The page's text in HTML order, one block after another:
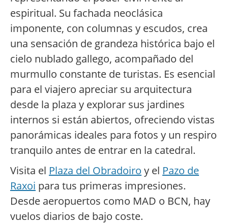
espiritual. Su fachada neoclásica
imponente, con columnas y escudos, crea
una sensación de grandeza histórica bajo el
cielo nublado gallego, acompañado del
murmullo constante de turistas. Es esencial
para el viajero apreciar su arquitectura
desde la plaza y explorar sus jardines
internos si están abiertos, ofreciendo vistas
panorámicas ideales para fotos y un respiro
tranquilo antes de entrar en la catedral.
Visita el Plaza del Obradoiro y el Pazo de
Raxoi para tus primeras impresiones.
Desde aeropuertos como MAD o BCN, hay
vuelos diarios de bajo coste.